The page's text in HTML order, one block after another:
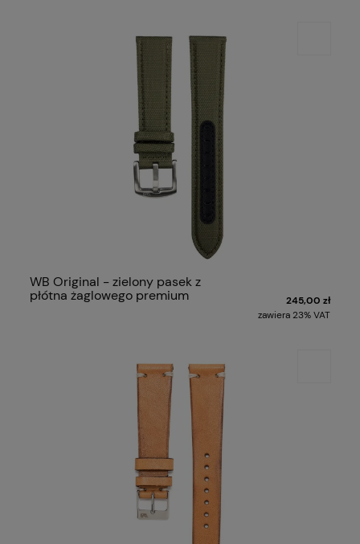
WB Original - zielony pasek z
płótna żaglowego premium
245,00 zł
zawiera 23% VAT